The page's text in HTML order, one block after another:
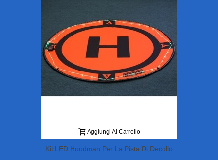
Aggiungi Al Carrello
Kit LED Hoodman Per La Pista Di Decollo